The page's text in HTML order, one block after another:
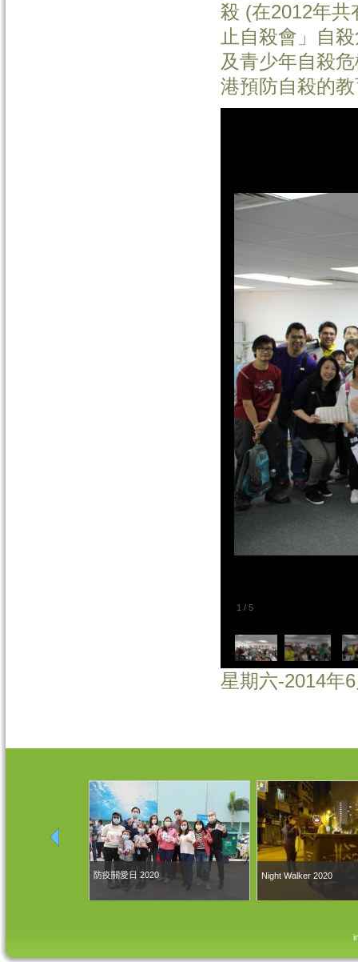
殺 (在2012年共
止自殺會」自
及青少年自殺
港預防自殺的
1 / 5
星期六-2014年
防疫關愛日 2020 Night Walker 2020